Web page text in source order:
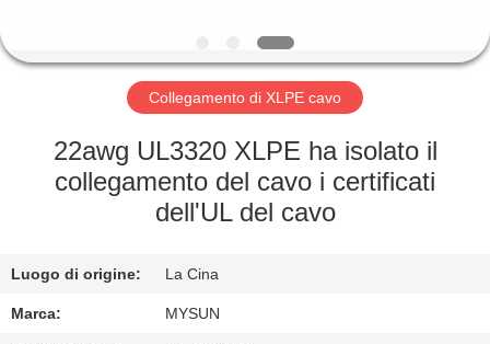
GIRO
FABBRICA
CONTROLLO
QUALITÀ
Collegamento di XLPE cavo
22awg UL3320 XLPE ha isolato il
collegamento del cavo i certificati
dell'UL del cavo
Luogo di origine: La Cina
Marca: MYSUN